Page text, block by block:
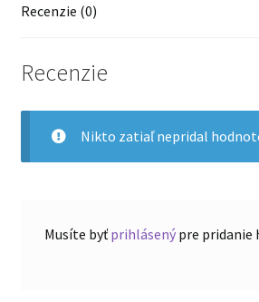
izol)
Recenzie (0)
Recenzie
Nikto zatiaľ nepridal
Musíte byť prihlásenýpre pridanie